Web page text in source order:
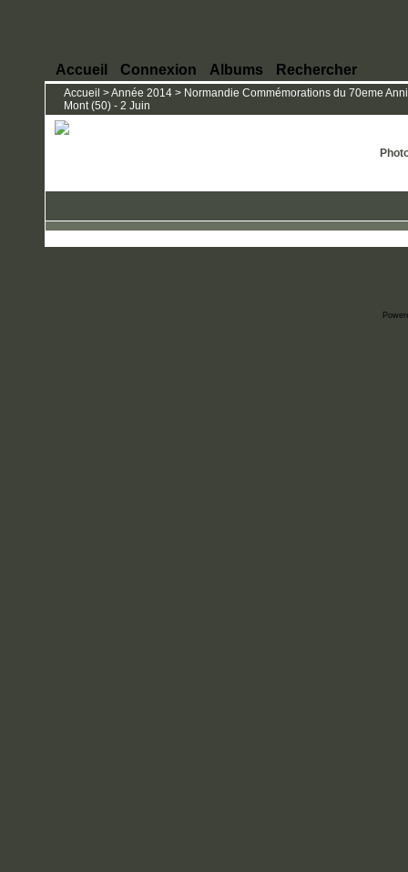
Accueil Connexion Albums Rechercher
Accueil >Année 2014 > Normandie Commémorations du 70eme
Mont (50) - 2 Juin